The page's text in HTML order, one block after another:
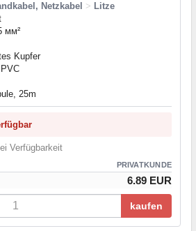
Netzkabel > Litze
мм²
Kupfer
25m
Verfügbarkeit
PRIVATKUNDE
6.89 EUR
kaufen